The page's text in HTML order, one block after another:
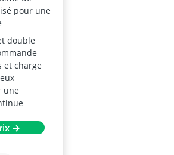
pour une
double
et charge
une
→